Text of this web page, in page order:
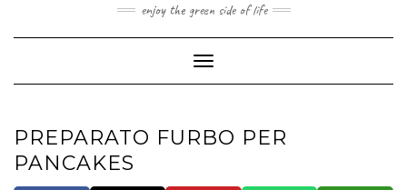
enjoy the green side of life
Toggle Navigation
PREPARATO FURBO PER
PANCAKES